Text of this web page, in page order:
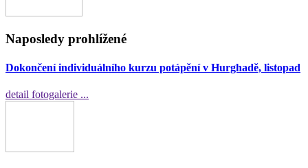
Naposledy prohlížené
Dokončení individuálního kurzu potápění v Hurghadě, listopad
detail fotogalerie ...